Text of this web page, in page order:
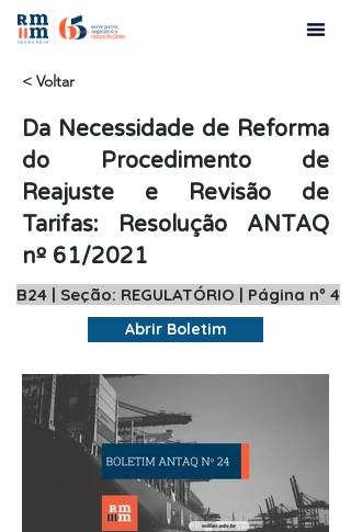
< Voltar
Da Necessidade de Reforma
do Procedimento de
Reajuste e Revisão de
Tarifas: Resolução ANTAQ
nº 61/2021
B24 | Seção: REGULATÓRIO | Página nº 4
Abrir Boletim